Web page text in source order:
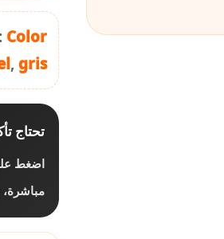
Color
, gris
تحتاج
اضغط
مباشرة،